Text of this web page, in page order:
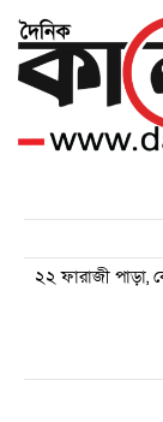
২২ ফারাজী পাড়া,